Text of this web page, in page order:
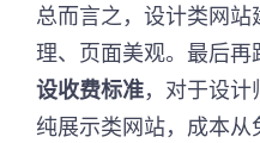
总而言之，设计类网
理、页面美观。最后再
设收费标准，对于设
纯展示类网站，成本